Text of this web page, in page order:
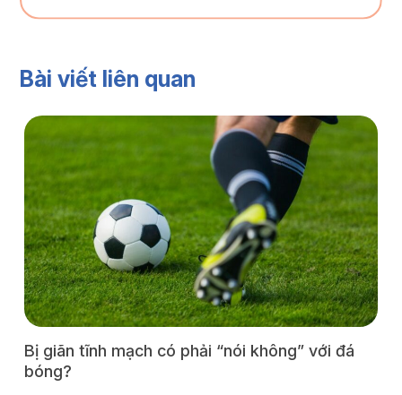
Bài viết liên quan
Bị giãn tĩnh mạch có phải “nói không” với đá
bóng?